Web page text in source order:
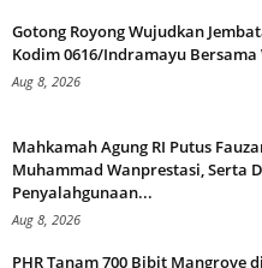
Gotong Royong Wujudkan
Kodim 0616/Indramayu Bersama
Aug 8, 2026
Mahkamah Agung RI Putus
Muhammad Wanprestasi, Serta
Penyalahgunaan...
Aug 8, 2026
PHR Tanam 700 Bibit Mangrove